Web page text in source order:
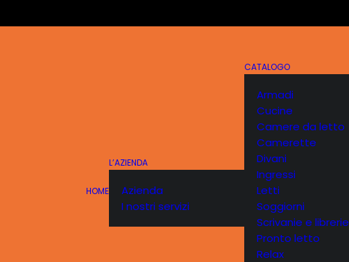
HOME
L’AZIENDA
Azienda
I nostri servizi
CATALOGO
Armadi
Cucine
Camere da letto
Camerette
Divani
Ingressi
Letti
Soggiorni
Scrivanie e librerie
Pronto letto
Relax